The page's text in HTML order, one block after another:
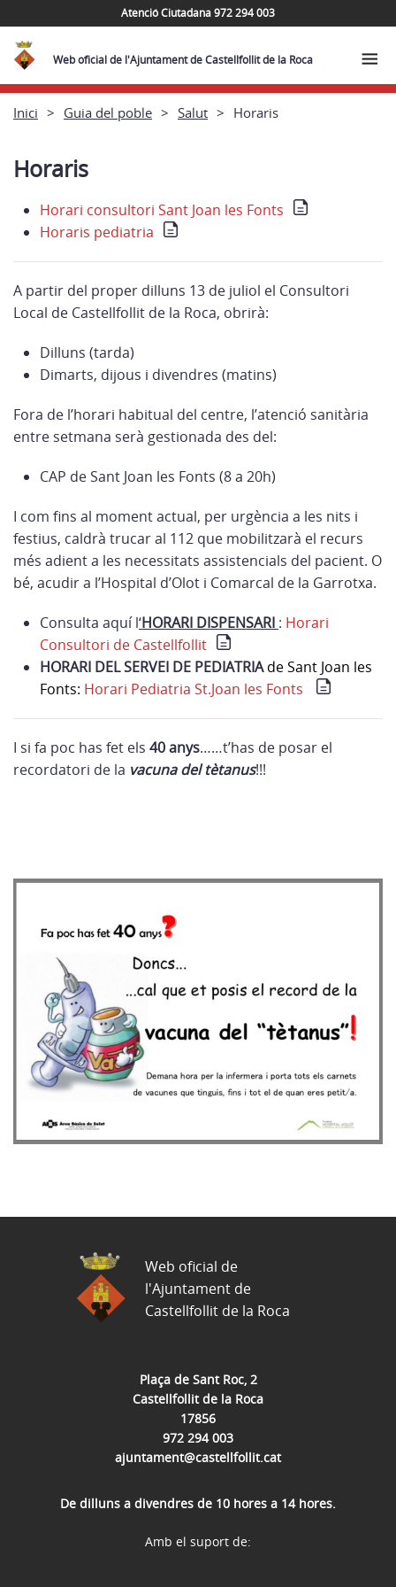
Atenció Ciutadana 972 294 003
Web oficial de l'Ajuntament de Castellfollit de la Roca
Inici Guia del poble Salut Horaris
Horaris
Horari consultori Sant Joan les Fonts
Horaris pediatria
A partir del proper dilluns 13 de juliol el Consultori
Local de Castellfollit de la Roca, obrirà:
Dilluns (tarda)
Dimarts, dijous i divendres (matins)
Fora de l’horari habitual del centre, l’atenció sanitària
entre setmana serà gestionada des del:
CAP de Sant Joan les Fonts (8 a 20h)
I com fins al moment actual, per urgència a les nits i
festius, caldrà trucar al 112 que mobilitzarà el recurs
més adient a les necessitats assistencials del pacient. O
bé, acudir a l’Hospital d’Olot i Comarcal de la Garrotxa.
Consulta aquí l‘HORARI DISPENSARI : Horari
Consultori de Castellfollit
HORARI DEL SERVEI DE PEDIATRIAde Sant Joan les
Fonts: Horari Pediatria St.Joan les Fonts
I si fa poc has fet els 40 anys……t’has de posar el
recordatori de la vacuna del tètanus!!!
Plaça de Sant Roc, 2
Castellfollit de la Roca
17856
972 294 003
ajuntament@castellfollit.cat
De dilluns a divendres de 10 hores a 14 hores.
Web oficial de
l'Ajuntament de
Castellfollit de la Roca
Amb el suport de: